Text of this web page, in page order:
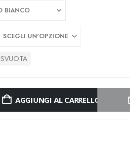
SVUOTA
AGGIUNGI AL CARRELLO